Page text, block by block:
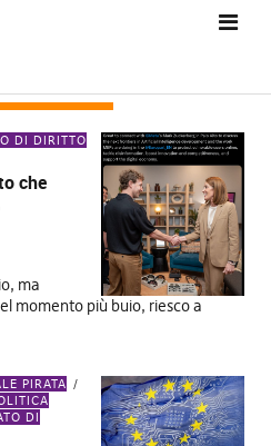
DI DIRITTO
che
ma
momento più buio, riesco a
PIRATA
DI